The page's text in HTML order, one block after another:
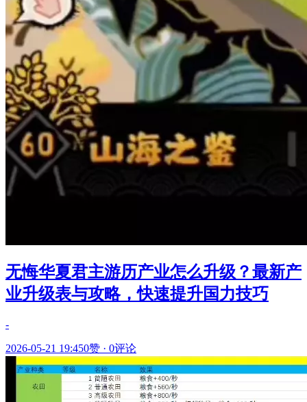
无悔华夏君主游历产业怎么升级？最新产
业升级表与攻略，快速提升国力技巧
-
2026-05-21 19:450赞 · 0评论